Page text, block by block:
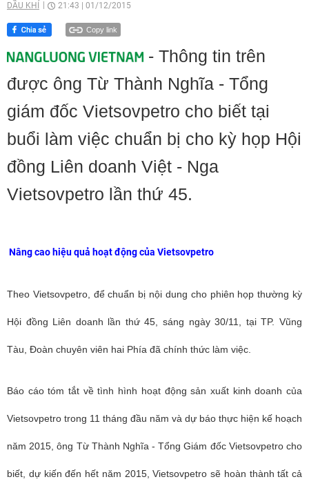
DẦU KHÍ 21:43 01/12/2015
Copy link
- Thông tin trên
được ông Từ Thành Nghĩa - Tổng
giám đốc Vietsovpetro cho biết tại
buổi làm việc chuẩn bị cho kỳ họp Hội
đồng Liên doanh Việt - Nga
Vietsovpetro lần thứ 45.
Nâng cao hiệu quả hoạt động của Vietsovpetro
Theo Vietsovpetro, để chuẩn bị nội dung cho phiên họp thường kỳ
Hội đồng Liên doanh lần thứ 45, sáng ngày 30/11, tại TP. Vũng
Tàu, Đoàn chuyên viên hai Phía đã chính thức làm việc.
Báo cáo tóm tắt về tình hình hoạt động sản xuất kinh doanh của
Vietsovpetro trong 11 tháng đầu năm và dự báo thực hiện kế hoạch
năm 2015, ông Từ Thành Nghĩa - Tổng Giám đốc Vietsovpetro cho
biết, dự kiến đến hết năm 2015, Vietsovpetro sẽ hoàn thành tất cả